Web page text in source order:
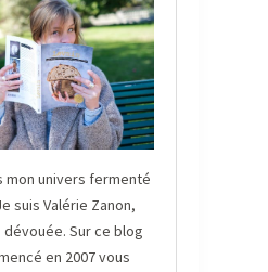
mon univers fermenté
suis Valérie Zanon,
Sur ce blog
en 2007 vous